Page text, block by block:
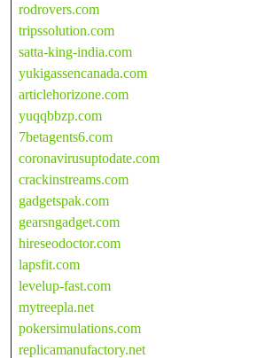
rodrovers.com
tripssolution.com
satta-king-india.com
yukigassencanada.com
articlehorizone.com
yuqqbbzp.com
7betagents6.com
coronavirusuptodate.com
crackinstreams.com
gadgetspak.com
gearsngadget.com
hireseodoctor.com
lapsfit.com
levelup-fast.com
mytreepla.net
pokersimulations.com
replicamanufactory.net